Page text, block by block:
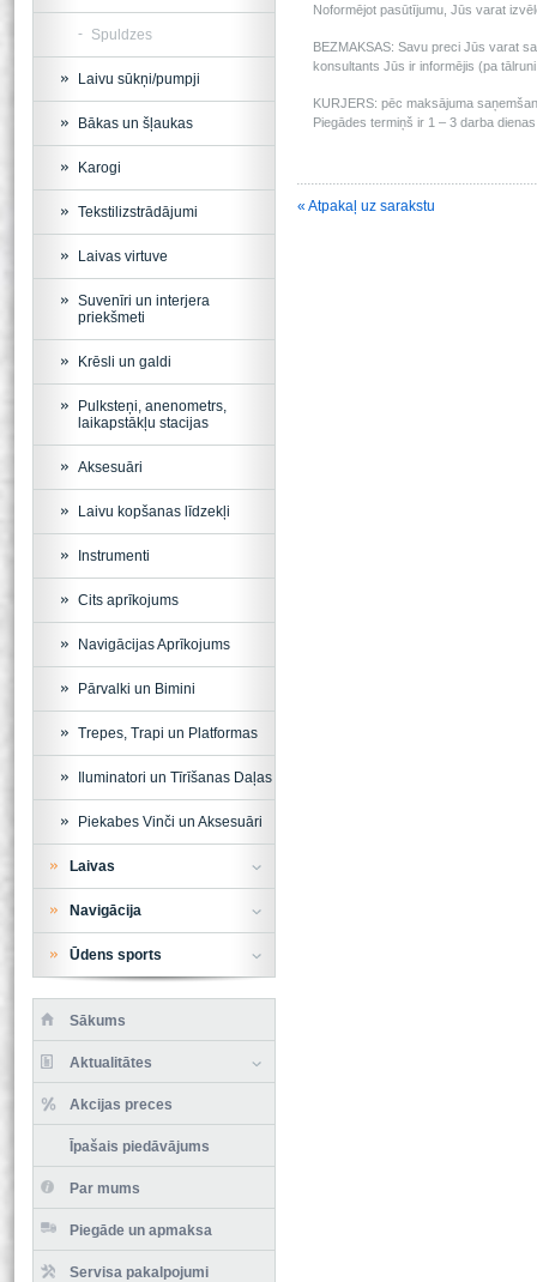
Noformējot pasūtījumu, Jūs varat
BEZMAKSAS: Savu preci Jūs varat
konsultants Jūs ir informējis (pa
KURJERS: pēc maksājuma
Piegādes termiņš ir 1 – 3 darba
« Atpakaļ uz sarakstu
Spuldzes
Laivu sūkņi/pumpji
Bākas un šļaukas
Karogi
Tekstilizstrādājumi
Laivas virtuve
Suvenīri un interjera
priekšmeti
Krēsli un galdi
Pulksteņi, anenometrs,
laikapstākļu stacijas
Aksesuāri
Laivu kopšanas līdzekļi
Instrumenti
Cits aprīkojums
Navigācijas Aprīkojums
Pārvalki un Bimini
Trepes, Trapi un Platformas
Iluminatori un Tīrīšanas Daļas
Piekabes Vinči un Aksesuāri
Laivas
Navigācija
Ūdens sports
Sākums
Aktualitātes
Akcijas preces
Īpašais piedāvājums
Par mums
Piegāde un apmaksa
Servisa pakalpojumi